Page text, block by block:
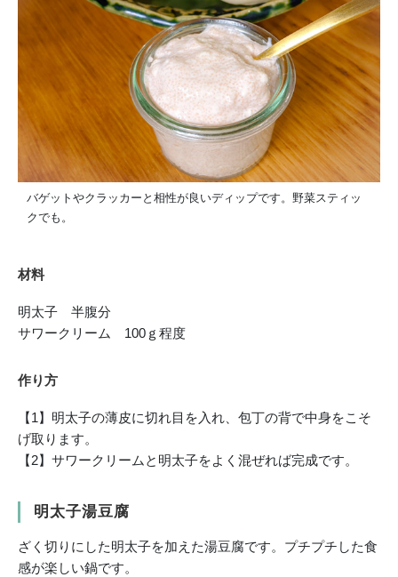
バゲットやクラッカーと相性が良いディップです。野菜スティッ
クでも。
材料
明太子 半腹分
サワークリーム 100ｇ程度
作り方
【1】明太子の薄皮に切れ目を入れ、包丁の背で中身をこそ
げ取ります。
【2】サワークリームと明太子をよく混ぜれば完成です。
明太子湯豆腐
ざく切りにした明太子を加えた湯豆腐です。プチプチした食
感が楽しい鍋です。